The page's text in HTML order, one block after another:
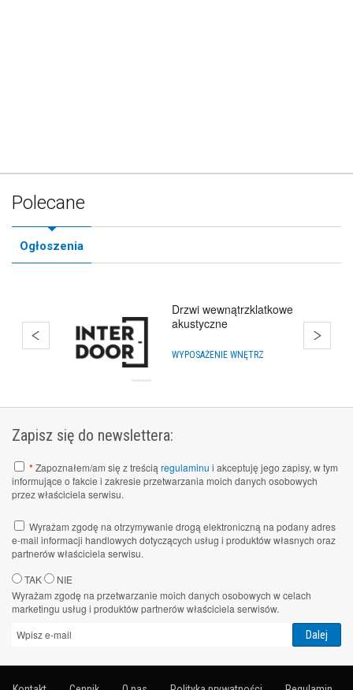
Polecane
Ogłoszenia
Drzwi wewnątrzklatkowe
akustyczne
WYPOSAŻENIE WNĘTRZ
Zapisz się do newslettera:
* Zapoznałem/am się z treścią regulaminu i akceptuję jego zapisy, w tym
informujące o fakcie i zakresie przetwarzania moich danych osobowych
przez właściciela serwisu.
Wyrażam zgodę na otrzymywanie drogą elektroniczną na podany adres
e-mail informacji handlowych dotyczących usług i produktów własnych oraz
partnerów właściciela serwisu.
TAK
NIE
Wyrażam zgodę na przetwarzanie moich danych osobowych w celach
marketingu usług i produktów partnerów właściciela serwisów.